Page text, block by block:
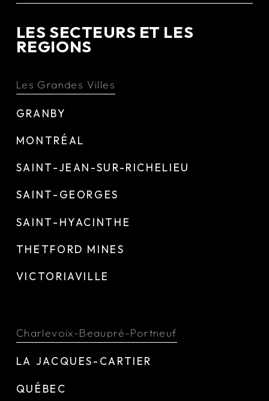
LES SECTEURS ET LES
REGIONS
Les Grandes Villes
GRANBY
MONTRÉAL
SAINT-JEAN-SUR-RICHELIEU
SAINT-GEORGES
SAINT-HYACINTHE
THETFORD MINES
VICTORIAVILLE
Charlevoix-Beaupré-Portneuf
LA JACQUES-CARTIER
QUÉBEC